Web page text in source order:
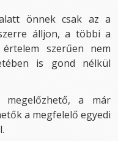
önnek csak az a
álljon, a többi a
szerűen nem
is gond nélkül
megelőzhető, a már
a megfelelő egyedi